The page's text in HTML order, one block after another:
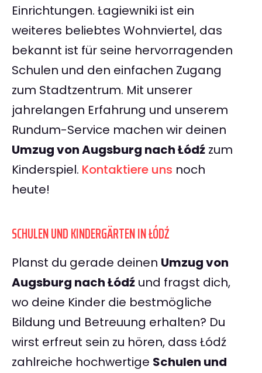
Einrichtungen. Łagiewniki ist ein
weiteres beliebtes Wohnviertel, das
bekannt ist für seine hervorragenden
Schulen und den einfachen Zugang
zum Stadtzentrum. Mit unserer
jahrelangen Erfahrung und unserem
Rundum-Service machen wir deinen
Umzug von Augsburg nach Łódź zum
Kinderspiel. Kontaktiere uns noch
heute!
SCHULEN UND KINDERGÄRTEN IN ŁÓDŹ
Planst du gerade deinen Umzug von
Augsburg nach Łódź und fragst dich,
wo deine Kinder die bestmögliche
Bildung und Betreuung erhalten? Du
wirst erfreut sein zu hören, dass Łódź
zahlreiche hochwertige Schulen und